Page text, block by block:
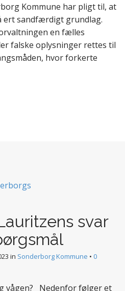
Kommune har pligt til, at
sandfærdigt grundlag.
en fælles
falske oplysninger rettes til
hvor forkerte
svar
in Sonderborg Kommune • 0
vågen? Nedenfor følger et